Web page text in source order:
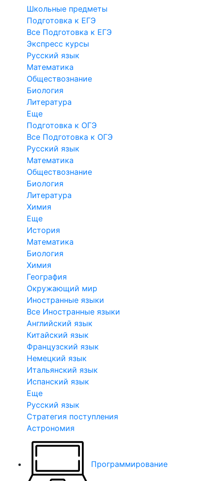
Школьные предметы
Подготовка к ЕГЭ
Все Подготовка к ЕГЭ
Экспресс курсы
Русский язык
Математика
Обществознание
Биология
Литература
Еще
Подготовка к ОГЭ
Все Подготовка к ОГЭ
Русский язык
Математика
Обществознание
Биология
Литература
Химия
Еще
История
Математика
Биология
Химия
География
Окружающий мир
Иностранные языки
Все Иностранные языки
Английский язык
Китайский язык
Французский язык
Немецкий язык
Итальянский язык
Испанский язык
Еще
Русский язык
Стратегия поступления
Астрономия
Программирование